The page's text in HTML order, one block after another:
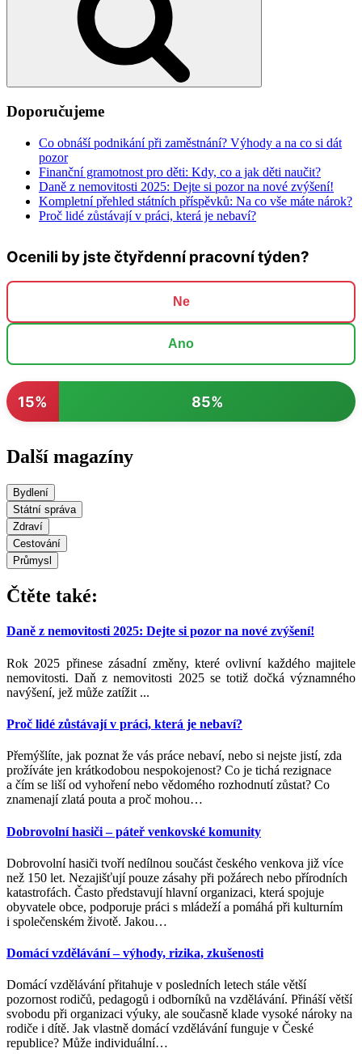
Doporučujeme
Co obnáší podnikání při zaměstnání? Výhody a na co si dát
pozor
Finanční gramotnost pro děti: Kdy, co a jak děti naučit?
Daně z nemovitosti 2025: Dejte si pozor na nové zvýšení!
Kompletní přehled státních příspěvků: Na co vše máte nárok?
Proč lidé zůstávají v práci, která je nebaví?
Ocenili by jste čtyřdenní pracovní týden?
Ne
Ano
15% 85%
Další magazíny
Bydlení
Státní správa
Zdraví
Cestování
Průmysl
Čtěte také:
Daně z nemovitosti 2025: Dejte si pozor na nové zvýšení!
Rok 2025 přinese zásadní změny, které ovlivní každého majitele
nemovitosti. Daň z nemovitosti 2025 se totiž dočká významného
navýšení, jež může zatížit ...
Proč lidé zůstávají v práci, která je nebaví?
Přemýšlíte, jak poznat že vás práce nebaví, nebo si nejste jistí, zda
prožíváte jen krátkodobou nespokojenost? Co je tichá rezignace
a čím se liší od vyhoření nebo vědomého rozhodnutí zůstat? Co
znamenají zlatá pouta a proč mohou…
Dobrovolní hasiči – páteř venkovské komunity
Dobrovolní hasiči tvoří nedílnou součást českého venkova již více
než 150 let. Nezajišťují pouze zásahy při požárech nebo přírodních
katastrofách. Často představují hlavní organizaci, která spojuje
obyvatele obce, podporuje práci s mládeží a pomáhá při kulturním
i společenském životě. Jakou…
Domácí vzdělávání – výhody, rizika, zkušenosti
Domácí vzdělávání přitahuje v posledních letech stále větší
pozornost rodičů, pedagogů i odborníků na vzdělávání. Přináší větší
svobodu při organizaci výuky, ale současně klade vysoké nároky na
rodiče i dítě. Jak vlastně domácí vzdělávání funguje v České
republice? Může individuální…